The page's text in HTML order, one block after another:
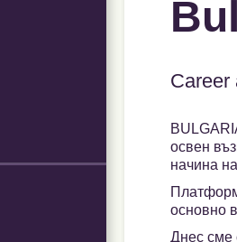
Career
освен
начина
основно
Днес сме